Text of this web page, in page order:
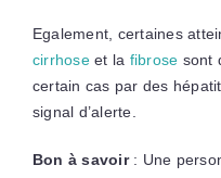
Egalement, certaines
cirrhoseet la fibrose sont
certain cas par des
signal d’alerte.
Bon à savoir: Une